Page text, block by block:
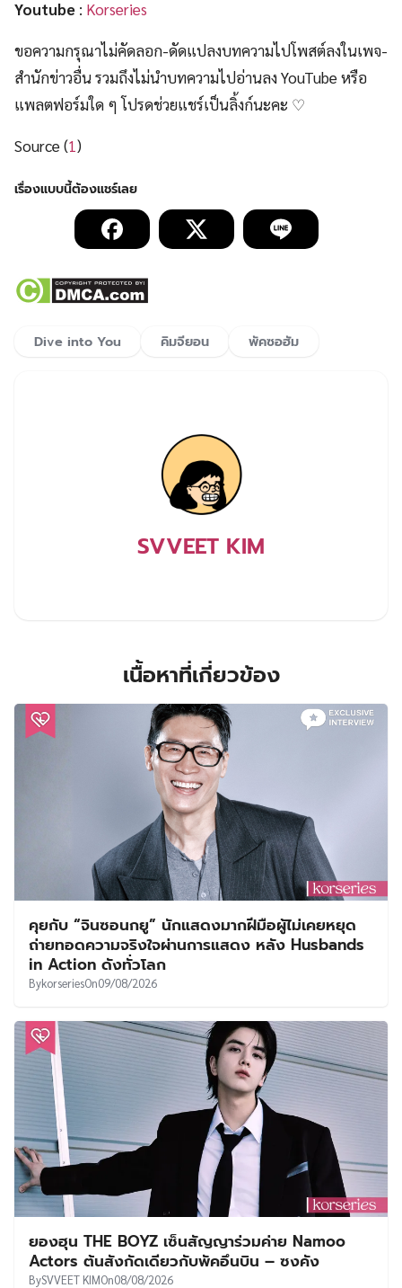
Youtube : Korseries
ขอความกรุณาไม่คัดลอก-ดัดแปลงบทความไปโพสต์ลงในเพจ-
สำนักข่าวอื่น รวมถึงไม่นำบทความไปอ่านลง YouTube หรือ
แพลตฟอร์มใด ๆ โปรดช่วยแชร์เป็นลิ้งก์นะคะ ♡
Source (1)
Dive into You คิมจียอน พัคซอฮัม
SVVEET KIM
เนื้อหาที่เกี่ยวข้อง
คุยกับ “จินซอนกยู” นักแสดงมากฝีมือผู้ไม่เคยหยุด
ถ่ายทอดความจริงใจผ่านการแสดง หลัง Husbands
in Action ดังทั่วโลก
BykorseriesOn09/08/2026
ยองฮุน THE BOYZ เซ็นสัญญาร่วมค่าย Namoo
Actors ต้นสังกัดเดียวกับพัคอึนบิน – ซงคัง
BySVVEET KIMOn08/08/2026